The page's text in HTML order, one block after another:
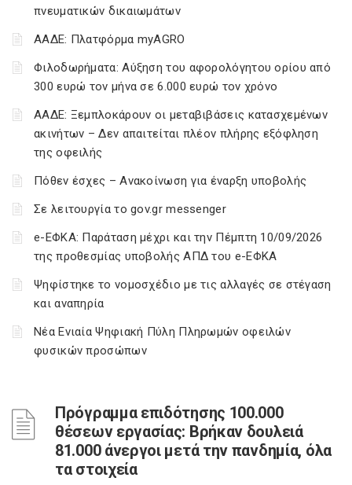
πνευματικών δικαιωμάτων
ΑΑΔΕ: Πλατφόρμα myAGRO
Φιλοδωρήματα: Αύξηση του αφορολόγητου ορίου από
300 ευρώ τον μήνα σε 6.000 ευρώ τον χρόνο
ΑΑΔΕ: Ξεμπλοκάρουν οι μεταβιβάσεις κατασχεμένων
ακινήτων – Δεν απαιτείται πλέον πλήρης εξόφληση
της οφειλής
Πόθεν έσχες – Ανακοίνωση για έναρξη υποβολής
Σε λειτουργία το gov.gr messenger
e-ΕΦΚΑ: Παράταση μέχρι και την Πέμπτη 10/09/2026
της προθεσμίας υποβολής ΑΠΔ του e-ΕΦΚΑ
Ψηφίστηκε το νομοσχέδιο με τις αλλαγές σε στέγαση
και αναπηρία
Νέα Ενιαία Ψηφιακή Πύλη Πληρωμών οφειλών
φυσικών προσώπων
Πρόγραμμα επιδότησης 100.000
θέσεων εργασίας: Βρήκαν δουλειά
81.000 άνεργοι μετά την πανδημία, όλα
τα στοιχεία